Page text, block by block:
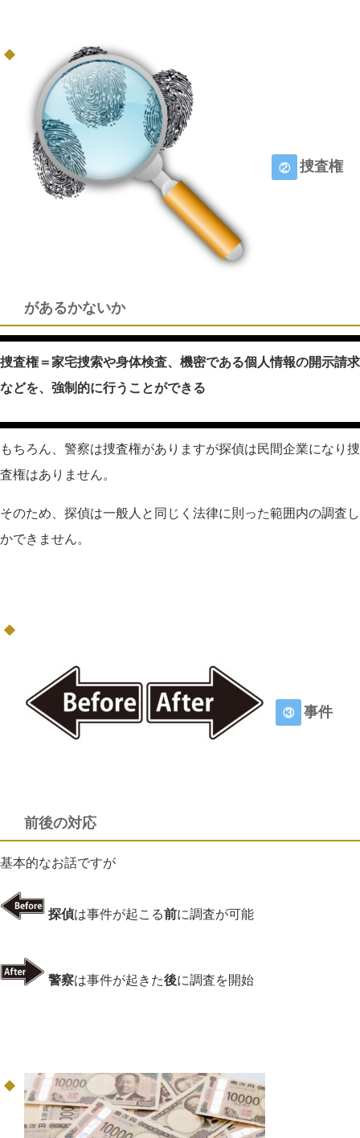
② 捜査権
があるかないか
捜査権＝家宅捜索や身体検査、機密である個人情報の開示請求
などを、強制的に行うことができる
もちろん、警察は捜査権がありますが探偵は民間企業になり捜
査権はありません。
そのため、探偵は一般人と同じく法律に則った範囲内の調査し
かできません。
③ 事件
前後の対応
基本的なお話ですが
探偵は事件が起こる前に調査が可能
警察は事件が起きた後に調査を開始